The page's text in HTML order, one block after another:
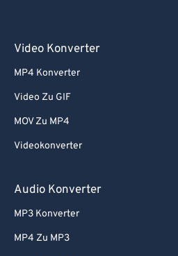
Video Konverter
MP4 Konverter
Video Zu GIF
MOV Zu MP4
Videokonverter
Audio Konverter
MP3 Konverter
MP4 Zu MP3